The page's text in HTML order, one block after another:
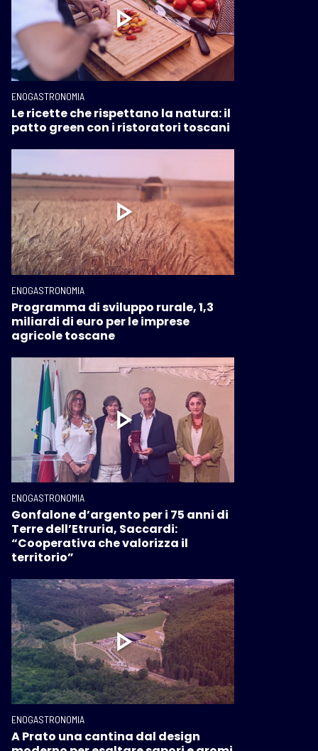
ENOGASTRONOMIA
Le ricette che rispettano la natura: il
patto green con i ristoratori toscani
ENOGASTRONOMIA
Programma di sviluppo rurale, 1,3
miliardi di euro per le imprese
agricole toscane
ENOGASTRONOMIA
Gonfalone d’argento per i 75 anni di
Terre dell’Etruria, Saccardi:
“Cooperativa che valorizza il
territorio”
ENOGASTRONOMIA
A Prato una cantina dal design